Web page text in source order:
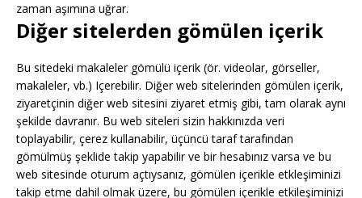
zaman aşımına uğrar.
Diğer sitelerden gömülen içerik
Bu sitedeki makaleler gömülü içerik (ör. videolar, görseller,
makaleler, vb.) Içerebilir. Diğer web sitelerinden gömülen içerik,
ziyaretçinin diğer web sitesini ziyaret etmiş gibi, tam olarak aynı
şekilde davranır. Bu web siteleri sizin hakkınızda veri
toplayabilir, çerez kullanabilir, üçüncü taraf tarafından
gömülmüş şeklide takip yapabilir ve bir hesabınız varsa ve bu
web sitesinde oturum açtıysanız, gömülen içerikle etkleşiminizi
takip etme dahil olmak üzere, bu gömülen içerikle etkileşiminizi